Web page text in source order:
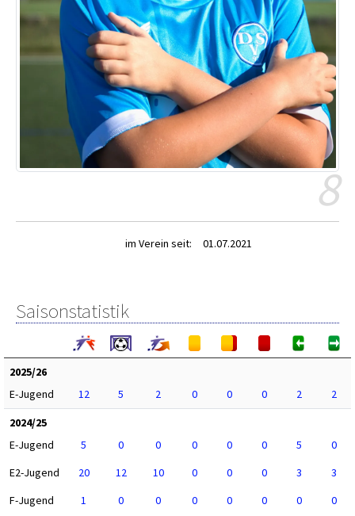
8
im Verein seit: 01.07.2021
Saisonstatistik
2025/26
E-Jugend
12 5 2 0 0 0 2
2
2024/25
E-Jugend
5 0 0 0 0 0 5
0
E2-Jugend
20 12 10 0 0 0 3
3
F-Jugend
1 0 0 0 0 0 0
0